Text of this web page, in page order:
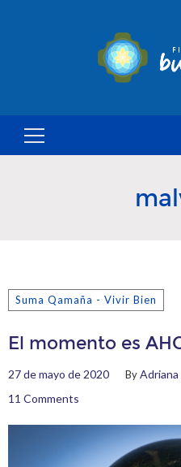
Buscar:
Suma Qamaña - Vivir Bien
El momento es
27 de mayo de 2020 ByAdriana
11 Comments